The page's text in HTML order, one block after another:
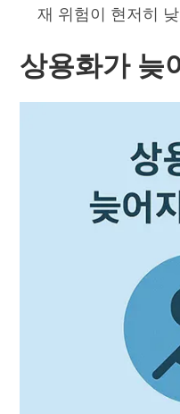
재 위험이 현저히
상용화가 늦